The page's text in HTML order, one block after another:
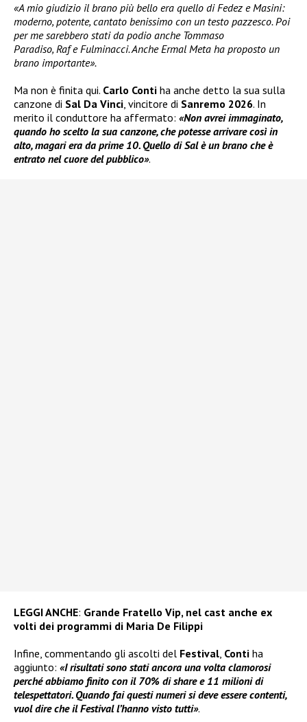
«A mio giudizio il brano più bello era quello di Fedez e Masini:
moderno, potente, cantato benissimo con un testo pazzesco. Poi
per me sarebbero stati da podio anche Tommaso
Paradiso, Raf e Fulminacci. Anche Ermal Meta ha proposto un
brano importante».
Ma non è finita qui. Carlo Conti ha anche detto la sua sulla
canzone di Sal Da Vinci, vincitore di Sanremo 2026. In
merito il conduttore ha affermato: «Non avrei immaginato,
quando ho scelto la sua canzone, che potesse arrivare così in
alto, magari era da prime 10. Quello di Sal è un brano che è
entrato nel cuore del pubblico».
LEGGI ANCHE: Grande Fratello Vip, nel cast anche ex
volti dei programmi di Maria De Filippi
Infine, commentando gli ascolti del Festival, Conti ha
aggiunto: «I risultati sono stati ancora una volta clamorosi
perché abbiamo finito con il 70% di share e 11 milioni di
telespettatori. Quando fai questi numeri si deve essere contenti,
vuol dire che il Festival l’hanno visto tutti».